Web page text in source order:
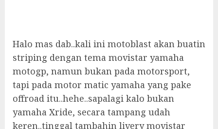
Halo mas dab..kali ini motoblast akan buatin
striping dengan tema movistar yamaha
motogp, namun bukan pada motorsport,
tapi pada motor matic yamaha yang pake
offroad itu..hehe..sapalagi kalo bukan
yamaha Xride, secara tampang udah
keren..tinggal tambahin livery movistar